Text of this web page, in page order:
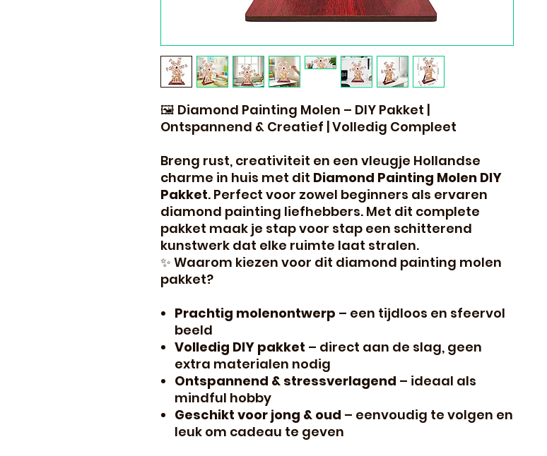
🖼️ Diamond Painting Molen – DIY Pakket |
Ontspannend & Creatief | Volledig Compleet
Breng rust, creativiteit en een vleugje Hollandse
charme in huis met dit Diamond Painting Molen DIY
Pakket. Perfect voor zowel beginners als ervaren
diamond painting liefhebbers. Met dit complete
pakket maak je stap voor stap een schitterend
kunstwerk dat elke ruimte laat stralen.
✨ Waarom kiezen voor dit diamond painting molen
pakket?
Prachtig molenontwerp – een tijdloos en sfeervol
beeld
Volledig DIY pakket – direct aan de slag, geen
extra materialen nodig
Ontspannend & stressverlagend – ideaal als
mindful hobby
Geschikt voor jong & oud – eenvoudig te volgen en
leuk om cadeau te geven